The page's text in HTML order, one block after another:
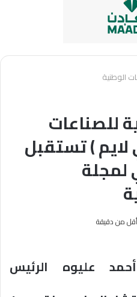
الوطنية
للصناعات
) تستقبل
لمجلة
أقل من دقيقة
عليوه الرئيس